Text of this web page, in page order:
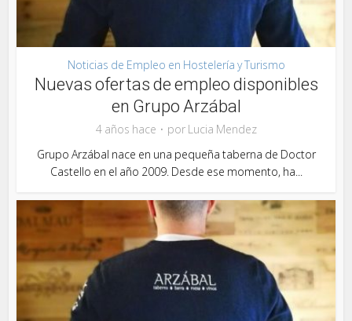
Noticias de Empleo en Hostelería y Turismo
Nuevas ofertas de empleo disponibles
en Grupo Arzábal
4 años hace por Lucia Mendez
Grupo Arzábal nace en una pequeña taberna de Doctor
Castello en el año 2009. Desde ese momento, ha...